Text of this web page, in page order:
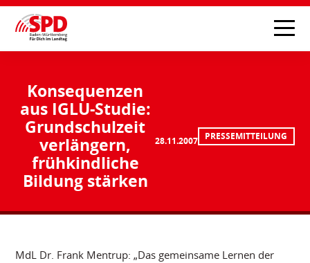
Konsequenzen
aus IGLU-Studie:
Grundschulzeit
verlängern,
frühkindliche
Bildung stärken
28.11.2007 PRESSEMITTEILUNG
MdL Dr. Frank Mentrup: „Das gemeinsame Lernen der